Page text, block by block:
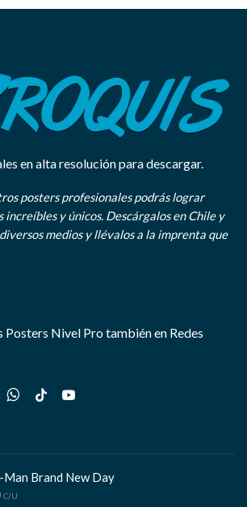
en alta resolución para descargar.
posters profesionales podrás lograr
increíbles y únicos. Descárgalos en Chile y
medios y llévalos a la imprenta que
Posters Nivel Pro también en Redes
Whatsapp
Tik- Youtube
Man Brand New Day
C/U